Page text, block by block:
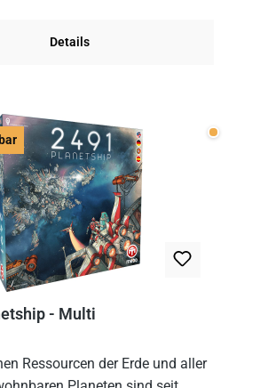
Details
Wenige
- Multi
Ressourcen der Erde und aller